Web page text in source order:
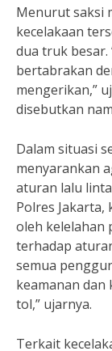
Menurut saksi
kecelakaan
dua truk besar.
bertabrakan
mengerikan,”
disebutkan
Dalam situasi
menyarankan
aturan lalu
Polres Jakarta,
oleh kelelahan
terhadap
semua
keamanan dan
tol,” ujarnya.
Terkait